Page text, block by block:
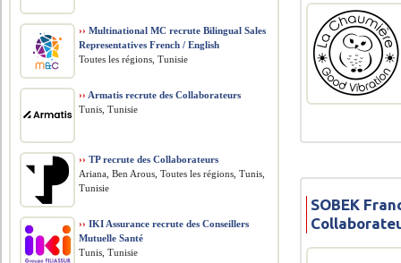
SOBEK
›› Multinational MC recrute Bilingual Sales
Representatives French / English
Toutes les régions, Tunisie
›› Armatis recrute des Collaborateurs
Tunis, Tunisie
›› TP recrute des Collaborateurs
Ariana, Ben Arous, Toutes les régions, Tunis,
Tunisie
›› IKI Assurance recrute des Conseillers
Mutuelle Santé
Tunis, Tunisie